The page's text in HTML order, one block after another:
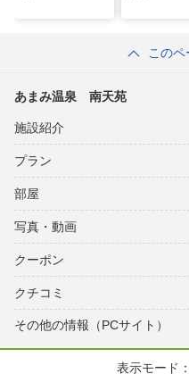
この
あまみ温泉 南天苑
施設紹介
プラン
部屋
写真・動画
クーポン
クチコミ
その他の情報（PCサイト）
表示モード：